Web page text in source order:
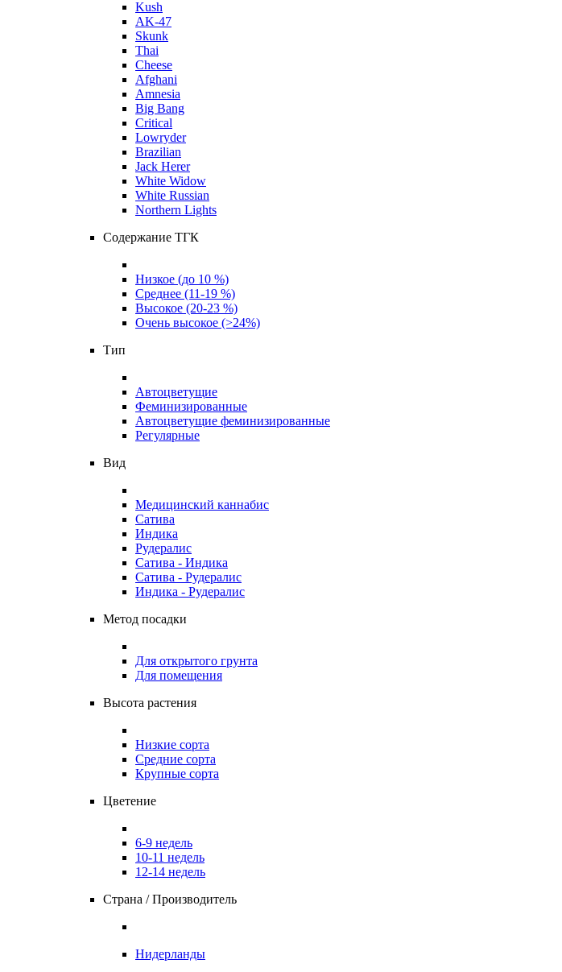
Kush
AK-47
Skunk
Thai
Cheese
Afghani
Amnesia
Big Bang
Critical
Lowryder
Brazilian
Jack Herer
White Widow
White Russian
Northern Lights
Содержание ТГК
Низкое (до 10 %)
Среднее (11-19 %)
Высокое (20-23 %)
Очень высокое (>24%)
Тип
Автоцветущие
Феминизированные
Автоцветущие феминизированные
Регулярные
Вид
Медицинский каннабис
Сатива
Индика
Рудералис
Сатива - Индика
Сатива - Рудералис
Индика - Рудералис
Метод посадки
Для открытого грунта
Для помещения
Высота растения
Низкие сорта
Средние сорта
Крупные сорта
Цветение
6-9 недель
10-11 недель
12-14 недель
Страна / Производитель
Нидерланды